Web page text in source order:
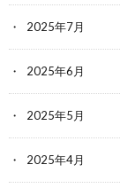
2025年7月
2025年6月
2025年5月
2025年4月